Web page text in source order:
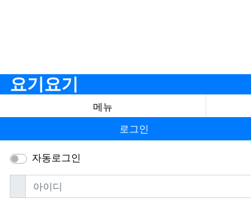
요기요기
메뉴
로그인
자동로그인
아이디필수